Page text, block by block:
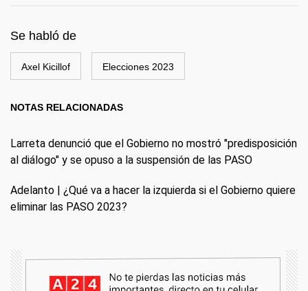
Se habló de
Axel Kicillof Elecciones 2023
NOTAS RELACIONADAS
Larreta denunció que el Gobierno no mostró "predisposición
al diálogo" y se opuso a la suspensión de las PASO
Adelanto | ¿Qué va a hacer la izquierda si el Gobierno quiere
eliminar las PASO 2023?